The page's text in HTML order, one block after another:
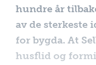
hundre år
av de sterkeste
for bygda. At
husflid og